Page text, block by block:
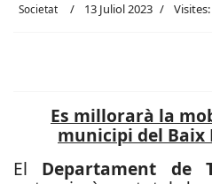
Societat 13 Juliol 2023
Es millorarà la
municipi del Baix
El Departament de